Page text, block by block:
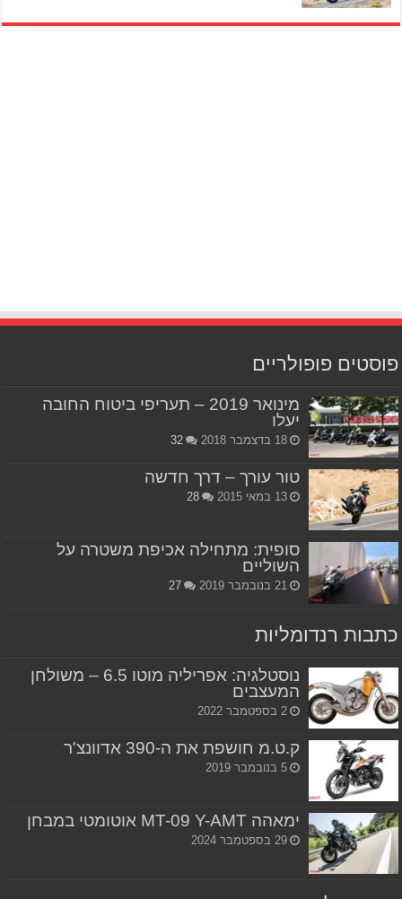
פוסטים פופולריים
מינואר 2019 – תעריפי ביטוח החובה
יעלו
18 בדצמבר 2018 32
טור עורך – דרך חדשה
13 במאי 2015 28
סופית: מתחילה אכיפת משטרה על
השוליים
21 בנובמבר 2019 27
כתבות רנדומליות
נוסטלגיה: אפריליה מוטו 6.5 – משולחן
המעצבים
2 בספטמבר 2022
ק.ט.מ חושפת את ה-390 אדוונצ'ר
5 בנובמבר 2019
ימאהה MT-09 Y-AMT אוטומטי במבחן
29 בספטמבר 2024